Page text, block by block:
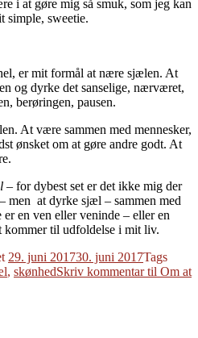
i at gøre mig så smuk, som jeg kan
simple, sweetie.
er mit formål at nære sjælen. At
og dyrke det sanselige, nærværet,
berøringen, pausen.
At være sammen med mennesker,
ønsket om at gøre andre godt. At
– for dybest set er det ikke mig der
men at dyrke sjæl – sammen med
en ven eller veninde – eller en
kommer til udfoldelse i mit liv.
29. juni 201730. juni 2017Tags
, skønhedSkriv kommentartil Om at